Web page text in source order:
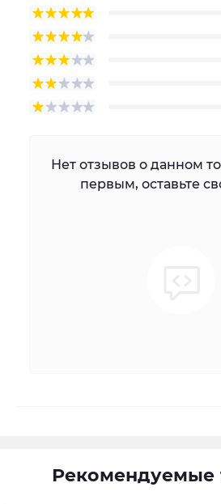
Нет отзывов о данном
первым, оставьте
Рекомендуемые